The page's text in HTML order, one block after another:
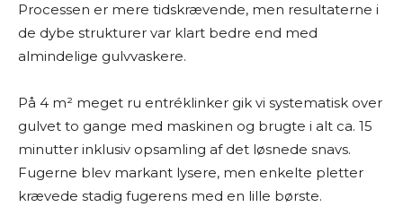
Processen er mere tidskrævende, men resultaterne i
de dybe strukturer var klart bedre end med
almindelige gulvvaskere.
På 4 m² meget ru entréklinker gik vi systematisk over
gulvet to gange med maskinen og brugte i alt ca. 15
minutter inklusiv opsamling af det løsnede snavs.
Fugerne blev markant lysere, men enkelte pletter
krævede stadig fugerens med en lille børste.